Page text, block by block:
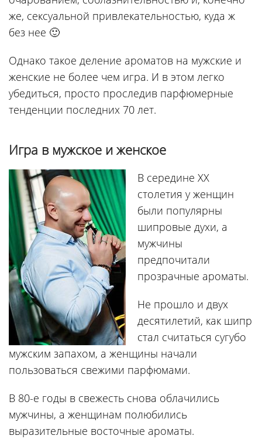
же, сексуальной привлекательностью, куда ж
без нее 🙂
Однако такое деление ароматов на мужские и
женские не более чем игра. И в этом легко
убедиться, просто проследив парфюмерные
тенденции последних 70 лет.
Игра в мужское и женское
В середине ХХ
столетия у женщин
были популярны
шипровые духи, а
мужчины
предпочитали
прозрачные ароматы.
Не прошло и двух
десятилетий, как шипр
стал считаться сугубо
мужским запахом, а женщины начали
пользоваться свежими парфюмами.
В 80-е годы в свежесть снова облачились
мужчины, а женщинам полюбились
выразительные восточные ароматы.